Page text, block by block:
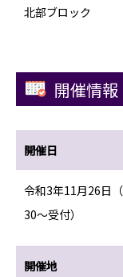
北部ブロック
開催情報
開催日
令和3年11月26
30～受付）
開催地